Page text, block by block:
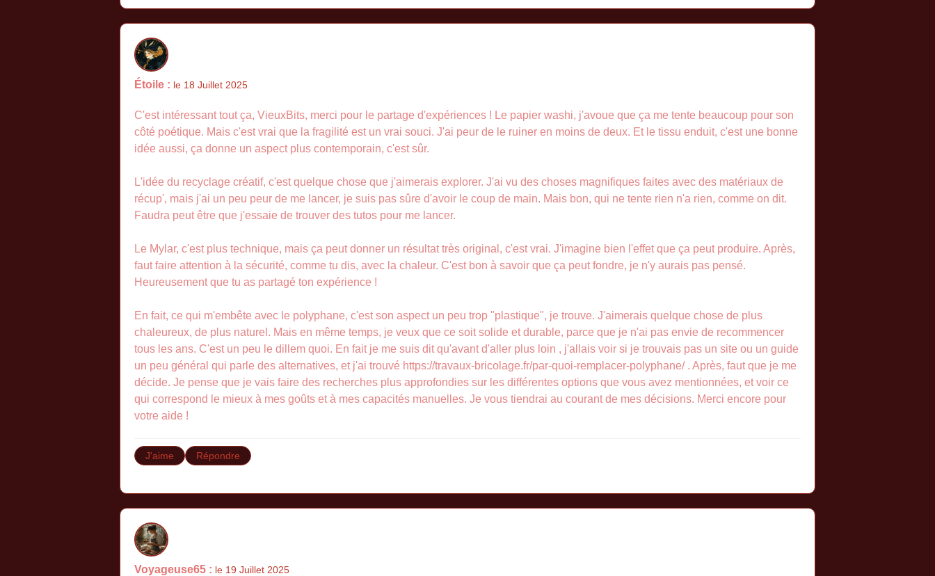
Étoile : le 18 Juillet 2025
C'est intéressant tout ça, VieuxBits, merci pour le partage d'expériences ! Le papier washi, j'avoue que ça me tente beaucoup pour son
côté poétique. Mais c'est vrai que la fragilité est un vrai souci. J'ai peur de le ruiner en moins de deux. Et le tissu enduit, c'est une bonne
idée aussi, ça donne un aspect plus contemporain, c'est sûr.
L'idée du recyclage créatif, c'est quelque chose que j'aimerais explorer. J'ai vu des choses magnifiques faites avec des matériaux de
récup', mais j'ai un peu peur de me lancer, je suis pas sûre d'avoir le coup de main. Mais bon, qui ne tente rien n'a rien, comme on dit.
Faudra peut être que j'essaie de trouver des tutos pour me lancer.
Le Mylar, c'est plus technique, mais ça peut donner un résultat très original, c'est vrai. J'imagine bien l'effet que ça peut produire. Après,
faut faire attention à la sécurité, comme tu dis, avec la chaleur. C'est bon à savoir que ça peut fondre, je n'y aurais pas pensé.
Heureusement que tu as partagé ton expérience !
En fait, ce qui m'embête avec le polyphane, c'est son aspect un peu trop "plastique", je trouve. J'aimerais quelque chose de plus
chaleureux, de plus naturel. Mais en même temps, je veux que ce soit solide et durable, parce que je n'ai pas envie de recommencer
tous les ans. C'est un peu le dillem quoi. En fait je me suis dit qu'avant d'aller plus loin , j'allais voir si je trouvais pas un site ou un guide
un peu général qui parle des alternatives, et j'ai trouvé https://travaux-bricolage.fr/par-quoi-remplacer-polyphane/ . Après, faut que je me
décide. Je pense que je vais faire des recherches plus approfondies sur les différentes options que vous avez mentionnées, et voir ce
qui correspond le mieux à mes goûts et à mes capacités manuelles. Je vous tiendrai au courant de mes décisions. Merci encore pour
votre aide !
J'aime Répondre
Voyageuse65 : le 19 Juillet 2025